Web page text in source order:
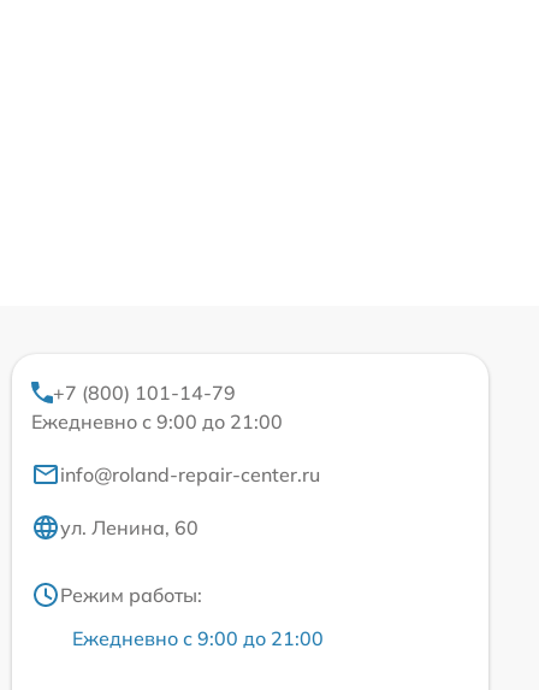
+7 (800) 101-14-79
Ежедневно с 9:00 до 21:00
info@roland-repair-center.ru
ул. Ленина, 60
Режим работы:
Ежедневно с 9:00 до 21:00